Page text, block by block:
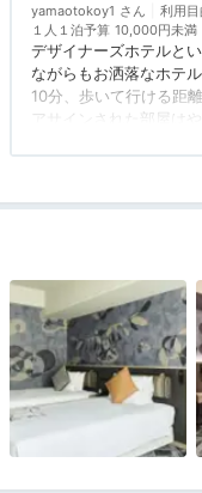
ザート付き
yamaotokoy1 利用目
１人１泊予算 10,000円未満
デザイナーズホテルと
ながらもお洒落なホテ
10分、歩いて行ける距離
アサインされた部屋は
アクセス 3.0 コスパ 3.0